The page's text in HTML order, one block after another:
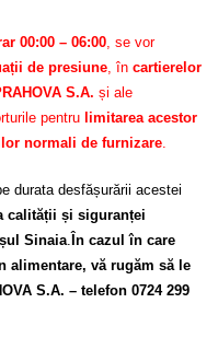
00:00 – 06:00, se vor
de presiune, în cartierelor
S.A. și ale
pentru limitarea acestor
normali de furnizare.
durata desfășurării acestei
calității și siguranței
Sinaia. În cazul în care
alimentare, vă rugăm să le
S.A. – telefon 0724 299